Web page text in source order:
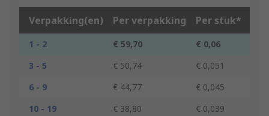
Verpakking(en) Per verpakking Per stuk*
1 - 2 € 59,70
€ 0,06
3 - 5
€ 50,74
€ 0,051
6 - 9
€ 44,77
€ 0,045
10 - 19
€ 38,80
€ 0,039